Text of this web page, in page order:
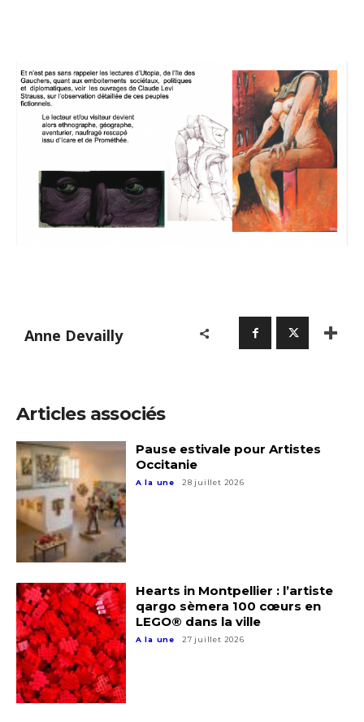
Nom
Prénom
Statut / Organisation
J'accepte lestermes et conditions
* Champ obligatoire
Adresse email*
Nom
Prénom
Anne Devailly
Articles associés
Pause estivale pour Artistes
Occitanie
A la une 28 juillet 2026
Hearts in Montpellier : l’artiste
qargo sèmera 100 cœurs en
LEGO® dans la ville
A la une 27 juillet 2026